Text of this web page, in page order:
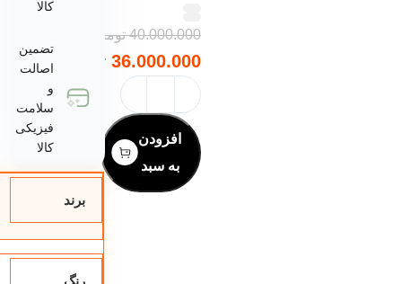
عملکرد توربو
۳ سری فولادی
ضد زنگ (همزن
سیمی، مسطح،
قلاب خمیر)
صفحه نمایش
40.000.000 تومان
36.000.000 تومان
افزودن
به سبد
کالا
تضمین
اصالت
و
سلامت
فیزیکی
کالا
برند
رنگ